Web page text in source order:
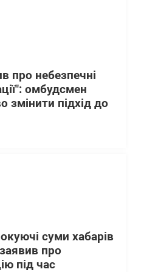
про небезпечні
омбудсмен
змінити підхід до
суми хабарів
про
під час